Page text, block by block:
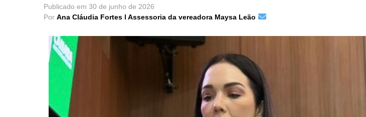
Publicado em 30 de junho de 2026
Por Ana Cláudia Fortes l Assessoria da vereadora Maysa Leão